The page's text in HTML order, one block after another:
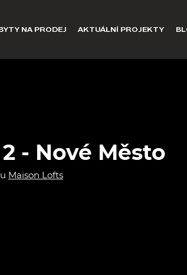
NA PRODEJ AKTUÁLNÍ PROJEKTY
- Nové Město
Maison Lofts